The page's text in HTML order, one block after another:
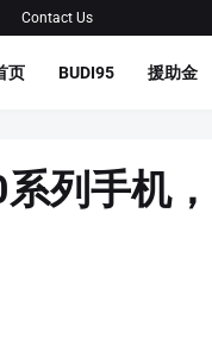
Contact Us
页 BUDI95 援助金
列手机